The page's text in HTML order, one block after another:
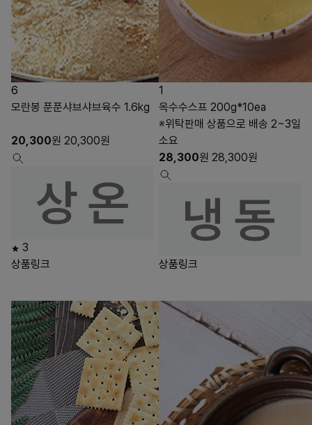
6
모란봉 푼푼샤브샤브육수 1.6kg
20,300원 20,300원
3
상품링크
1
옥수수스프 200g*10ea
※위탁판매 상품으로 배송 2~3일
소요
28,300원 28,300원
상품링크